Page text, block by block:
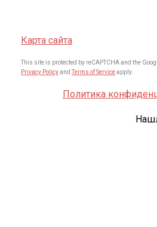
Карта сайта
This site is protected by reCAPTCHA and the
Privacy Policyand Terms of Serviceapply.
Политика